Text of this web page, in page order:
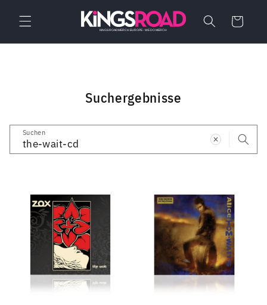
zum
Inhalt
Warenkorb
Suchergebnisse
Suchen